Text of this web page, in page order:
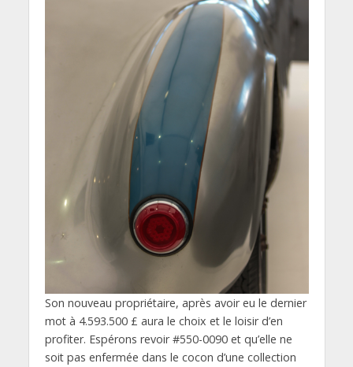
Son nouveau propriétaire, après avoir eu le dernier
mot à 4.593.500 £ aura le choix et le loisir d’en
profiter. Espérons revoir #550-0090 et qu’elle ne
soit pas enfermée dans le cocon d’une collection